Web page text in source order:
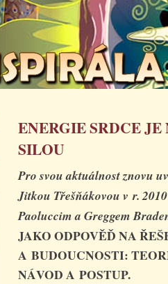
ENERGIE SRDCE
SILOU
Pro svou aktuálnost znovu
Jitkou Třešňákovou v r.
Paoluccim a Greggem
JAKO ODPOVĚĎ NA
A BUDOUCNOSTI:
NÁVOD A POSTUP.